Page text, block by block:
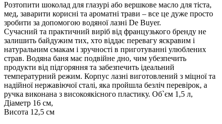
Розтопити шоколад для глазурі або вершкове масло для тіста,
мед, заварити корисні та ароматні трави – все це дуже просто
зробити за допомогою водяної лазні De Buyer.
Сучасний та практичний виріб від французького бренду не
залишить байдужим тих, хто віддає перевагу яскравим і
натуральним смакам і зручності в приготуванні улюблених
страв. Водяна баня має подвійне дно, чим убезпечить
продукти від підгоряння та забезпечить ідеальний
температурний режим. Корпус лазні виготовлений з міцної та
надійної нержавіючої сталі, яка пройшла безліч перевірок, а
ручка виконана з високоякісного пластику. Об`єм 1,5 л,
Діаметр 16 см,
Висота 12,5 см